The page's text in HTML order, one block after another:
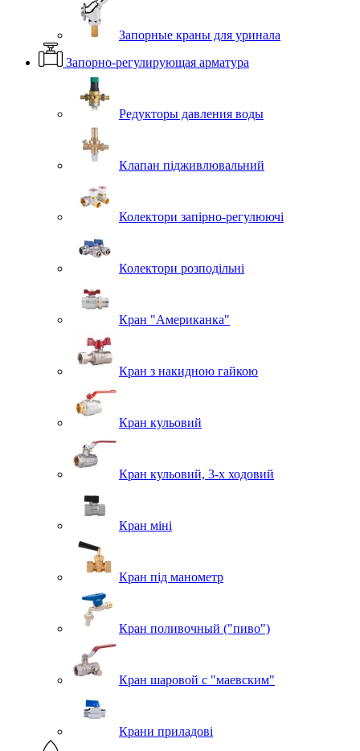
Запорные краны для уринала
Запорно-регулирующая арматура
Редукторы давления воды
Клапан підживлювальний
Колектори запірно-регулюючі
Колектори розподільні
Кран "Американка"
Кран з накидною гайкою
Кран кульовий
Кран кульовий, 3-х ходовий
Кран міні
Кран під манометр
Кран поливочный ("пиво")
Кран шаровой с "маевским"
Крани приладові